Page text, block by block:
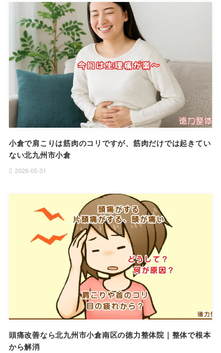
小倉で肩こりは筋肉のコリですが、筋肉だけでは起きてい
ない北九州市小倉
2026-05-31
頭痛改善なら北九州市小倉南区の徳力整体院｜整体で根本
から解消